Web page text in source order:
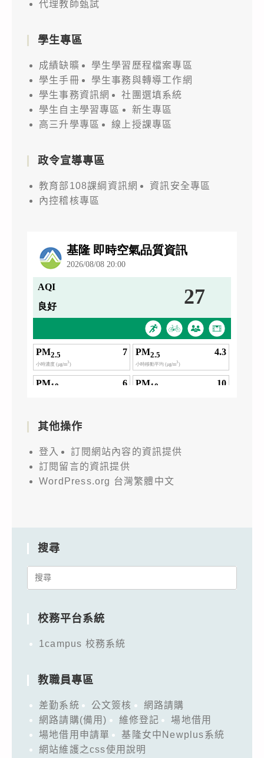
代理教師甄試
學生專區
成績缺曠
學生學習歷程檔案專區
學生手冊
學生事務與轉導工作網
學生事務資訊網
社團選填系統
學生自主學習專區
新生專區
高三升學專區
線上授課專區
政令宣導專區
教育部108課綱資訊網
資訊安全專區
內控稽核專區
其他操作
登入
訂閱網站內容的資訊提供
訂閱留言的資訊提供
WordPress.org 台灣繁體中文
搜尋
Search
校務平台系統
1campus 校務系統
教職員專區
差勤系統 公文簽核
網路請購
網路請購(備用)
維修登記
場地借用
場地借用申請單
基隆女中Newplus系統
網站維護之css使用說明